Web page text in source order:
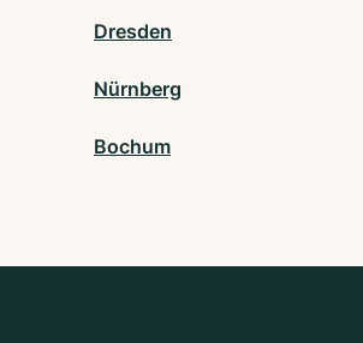
Dresden
Nürnberg
Bochum